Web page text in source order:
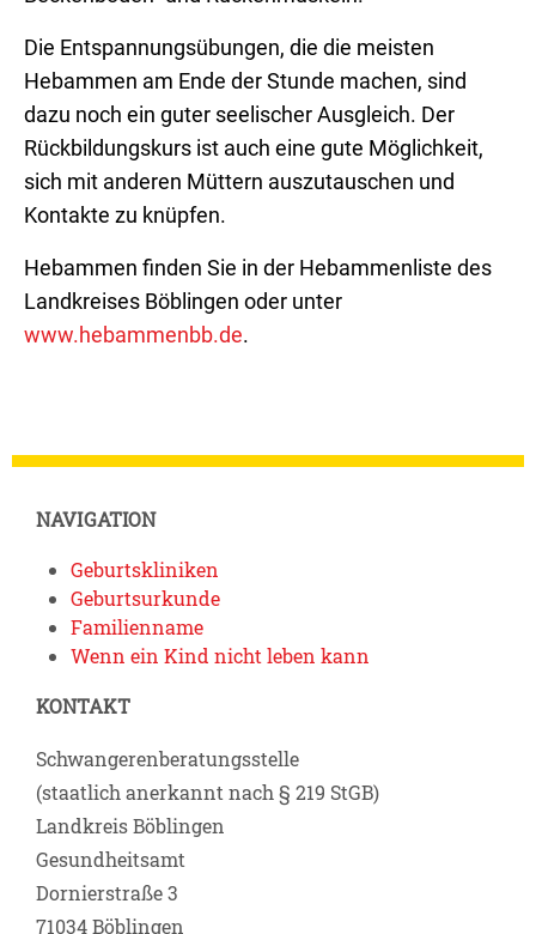
Die Entspannungsübungen, die die meisten
Hebammen am Ende der Stunde machen, sind
dazu noch ein guter seelischer Ausgleich. Der
Rückbildungskurs ist auch eine gute Möglichkeit,
sich mit anderen Müttern auszutauschen und
Kontakte zu knüpfen.
Hebammen finden Sie in der Hebammenliste des
Landkreises Böblingen oder unter
www.hebammenbb.de.
NAVIGATION
Geburtskliniken
Geburtsurkunde
Familienname
Wenn ein Kind nicht leben kann
KONTAKT
Schwangerenberatungsstelle
(staatlich anerkannt nach § 219 StGB)
Landkreis Böblingen
Gesundheitsamt
Dornierstraße 3
71034 Böblingen